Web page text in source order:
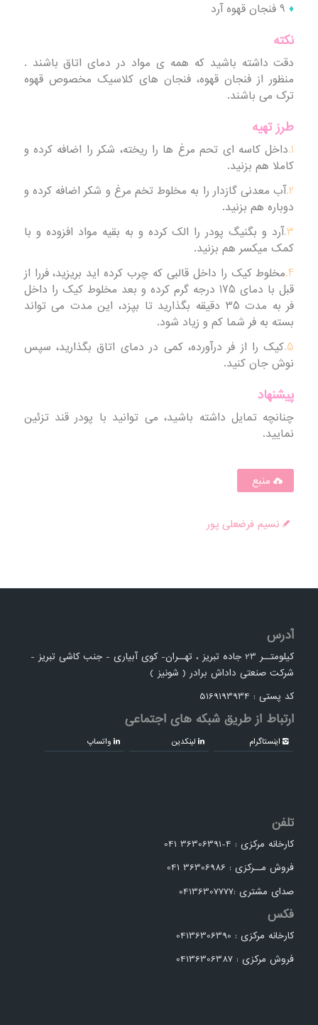
♦ 9 فنجان قهوه آرد
نکته
دقت داشته باشید که همه ی مواد در دمای اتاق باشند .
منظور از فنجان قهوه، فنجان های کلاسیک مخصوص قهوه
ترک می باشند.
طرز تهیه
1. داخل کاسه ای تحم مرغ ها را ریخته، شکر را اضافه کرده و
کاملا هم بزنید.
2.آب معدنی گازدار را به مخلوط تخم مرغ و شکر اضافه کرده و
دوباره هم بزنید.
3.آرد و بگنیگ پودر را الک کرده و به بقیه مواد افزوده و با
کمک میکسر هم بزنید.
4. مخلوط کیک را داخل قالبی که چرب کرده اید بریزید، فررا از
قبل با دمای 175 درجه گرم کرده و بعد مخلوط کیک را داخل
فر به مدت 35 دقیقه بگذارید تا بپزد، این مدت می تواند
بسته به فر شما کم و زیاد شود.
5. کیک را از فر درآورده، کمی در دمای اتاق بگذارید، سپس
نوش جان کنید.
پیشنهاد
چنانچه تمایل داشته باشید، می توانید با پودر قند تزئین
نمایید.
منبع
نسیم فرضعلی پور
آدرس
کیلومتــر 23 جاده تبریز ، تهــران- کوی آبیاری - جنب کاشی تبریز -
شرکت صنعتی داداش برادر ( شونیز )
کد پستی : 5169193934
ارتباط از طریق شبکه های اجتماعی
اینستاگرام لینکدین واتساپ
تلفن
کارخانه مرکزی : 4-36306391 041
فروش مــرکزی : 36306986 041
صدای مشتری :04136307777
فکس
کارخانه مرکزی : 04136306390
فروش مرکزی : 04136306387